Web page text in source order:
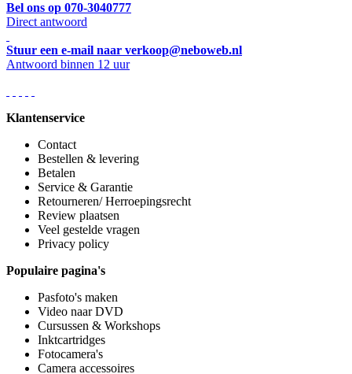
Bel ons op 070-3040777
Direct antwoord
Stuur een e-mail naar verkoop@neboweb.nl
Antwoord binnen 12 uur
Klantenservice
Contact
Bestellen & levering
Betalen
Service & Garantie
Retourneren/ Herroepingsrecht
Review plaatsen
Veel gestelde vragen
Privacy policy
Populaire pagina's
Pasfoto's maken
Video naar DVD
Cursussen & Workshops
Inktcartridges
Fotocamera's
Camera accessoires